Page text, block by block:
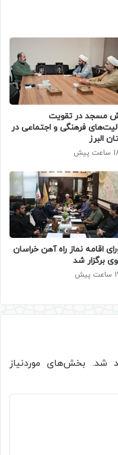
مسجد در تقویت
فرهنگی و اجتماعی در
البرز
پیش
اقامه نماز راه آهن خراسان
برگزار شد
پیش
شد. بخش‌های موردنیاز